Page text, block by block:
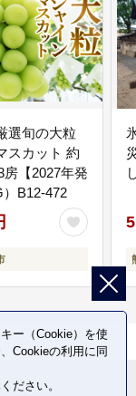
選旬の大粒
スカット 約
房【2027年発
B12-472
ー（Cookie）を使
Cookieの利用に同
ださい。